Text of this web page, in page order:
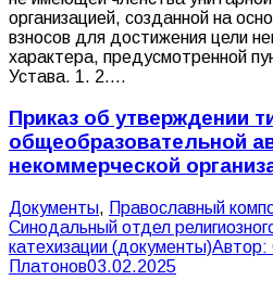
организацией, созданной на
взносов для достижения цели
характера, предусмотренной
Устава. 1. 2.…
Приказ об утверждении
общеобразовательной
некоммерческой
Документы, Православный
Синодальный отдел
катехизации (документы)Автор:
Платонов03.02.2025